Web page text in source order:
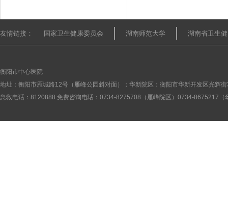
友情链接： 国家卫生健康委员会 湖南师范大学 湖南省卫生
衡阳市中心医院
地址：衡阳市雁城路12号（雁峰公园斜对面）；华新院区：衡阳市华新开发区光辉
急救电话：8120888 免费咨询电话：0734-8275708（雁峰院区）0734-8675217（